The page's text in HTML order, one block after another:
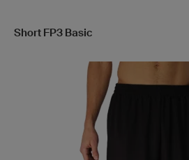
Short FP3 Basic